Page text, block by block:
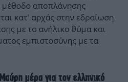
μέθοδο αποπλάνησης
κατ' αρχάς στην εδραίωση
με το ανήλικο θύμα και
εμπιστοσύνης με τα
μέρα για τον ελληνικό